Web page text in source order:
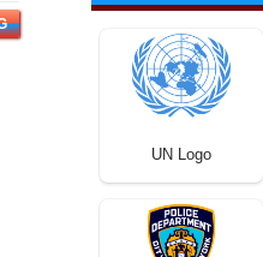
UN Logo